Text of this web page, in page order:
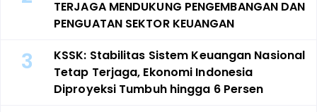
TERJAGA MENDUKUNG PENGEMBANGAN DAN
PENGUATAN SEKTOR KEUANGAN
3
KSSK: Stabilitas Sistem Keuangan Nasional
Tetap Terjaga, Ekonomi Indonesia
Diproyeksi Tumbuh hingga 6 Persen